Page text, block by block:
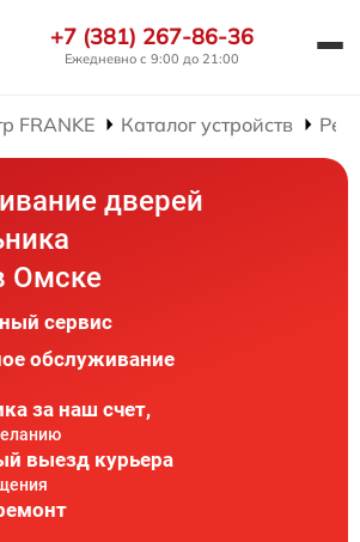
+7 (381) 267-86-36
Ежедневно с 9:00 до 21:00
FRANKE Каталог устройств
дверей
Омске
сервис
обслуживание
за наш счет,
выезд курьера